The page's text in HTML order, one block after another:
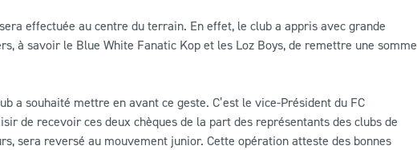
effectuée au centre du terrain. En effet, le club a appris avec grande
à savoir le Blue White Fanatic Kop et les Loz Boys, de remettre une somme
a souhaité mettre en avant ce geste. C’est le vice-Président du FC
de recevoir ces deux chèques de la part des représentants des clubs de
sera reversé au mouvement junior. Cette opération atteste des bonnes